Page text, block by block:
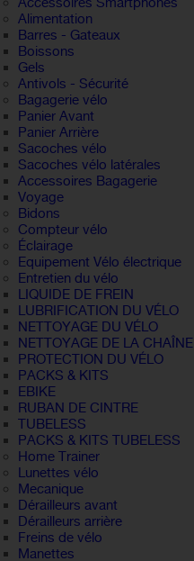
Alimentation
Barres - Gateaux
Boissons
Gels
Antivols - Sécurité
Bagagerie vélo
Panier Avant
Panier Arrière
Sacoches vélo
Sacoches vélo latérales
Accessoires Bagagerie
Voyage
Bidons
Compteur vélo
Éclairage
Equipement Vélo électrique
Entretien du vélo
LIQUIDE DE FREIN
LUBRIFICATION DU VÉLO
NETTOYAGE DU VÉLO
NETTOYAGE DE LA CHAÎNE
PROTECTION DU VÉLO
PACKS & KITS
EBIKE
RUBAN DE CINTRE
TUBELESS
PACKS & KITS TUBELESS
Home Trainer
Lunettes vélo
Mecanique
Dérailleurs avant
Dérailleurs arrière
Freins de vélo
Manettes